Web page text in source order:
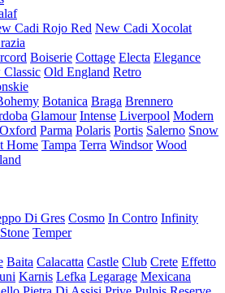
Cadi Rojo Red New Cadi Xocolat
Boiserie Cottage Electa Elegance
Old England Retro
Botanica Braga Brennero
Glamour Intense Liverpool Modern
Oxford Parma Polaris Portis Salerno Snow
Home Tampa Terra Windsor Wood
Di Gres Cosmo In Contro Infinity
Temper
Baita Calacatta Castle Club Crete Effetto
Karnis Lefka Legarage Mexicana